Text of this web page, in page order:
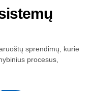
sprendimų, kurie
procesus,